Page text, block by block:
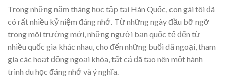
Trong những năm tháng học tập tại Hàn Quốc, con gái tôi đã
có rất nhiều kỷ niệm đáng nhớ. Từ những ngày đầu bỡ ngỡ
trong môi trường mới, những người bạn quốc tế đến từ
nhiều quốc gia khác nhau, cho đến những buổi dã ngoại, tham
gia các hoạt động ngoại khóa, tất cả đã tạo nên một hành
trình du học đáng nhớ và ý nghĩa.